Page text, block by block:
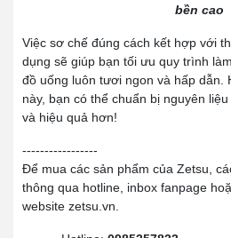
bền cao
Việc sơ chế đúng cách kết hợp với
dụng sẽ giúp bạn tối ưu quy trình
đồ uống luôn tươi ngon và hấp dẫn.
này, bạn có thể chuẩn bị nguyên
và hiệu quả hơn!
-----------------
Để mua các sản phẩm của Zetsu,
thông qua hotline, inbox fanpage
website zetsu.vn.